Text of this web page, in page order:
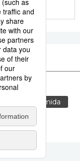
cortesía
comida